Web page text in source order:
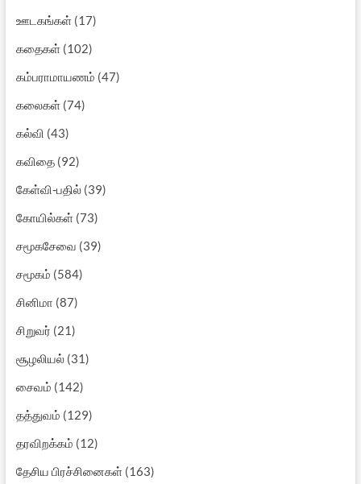
ஊடகங்கள்(17)
கதைகள்(102)
கம்பராமாயணம் (47)
கலைகள்(74)
கல்வி (43)
கவிதை(92)
கேள்வி-பதில்(39)
கோயில்கள்(73)
சமூகசேவை (39)
சமூகம் (584)
சினிமா (87)
சிறுவர் (21)
சூழலியல்(31)
சைவம் (142)
தத்துவம் (129)
தரவிறக்கம் (12)
தேசிய பிரச்சினைகள்(163)